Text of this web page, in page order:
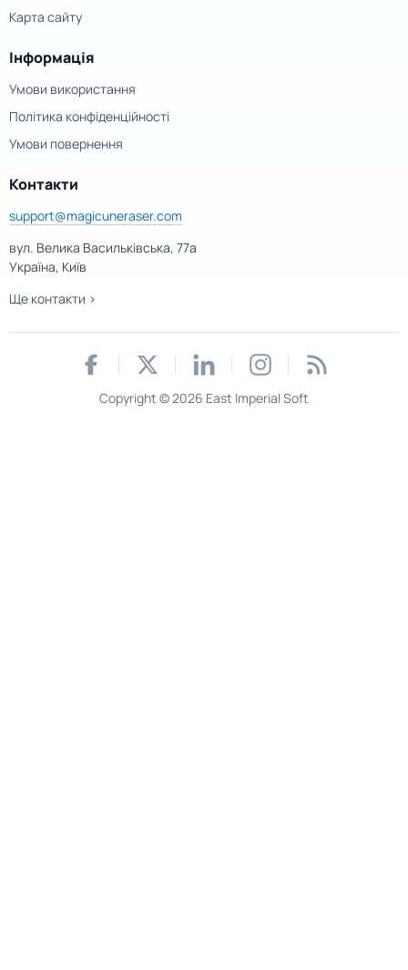
Карта сайту
Інформація
Умови використання
Політика конфіденційності
Умови повернення
Контакти
support@magicuneraser.com
вул. Велика Васильківська, 77а
Україна, Київ
Ще контакти >
Copyright © 2026 East Imperial Soft